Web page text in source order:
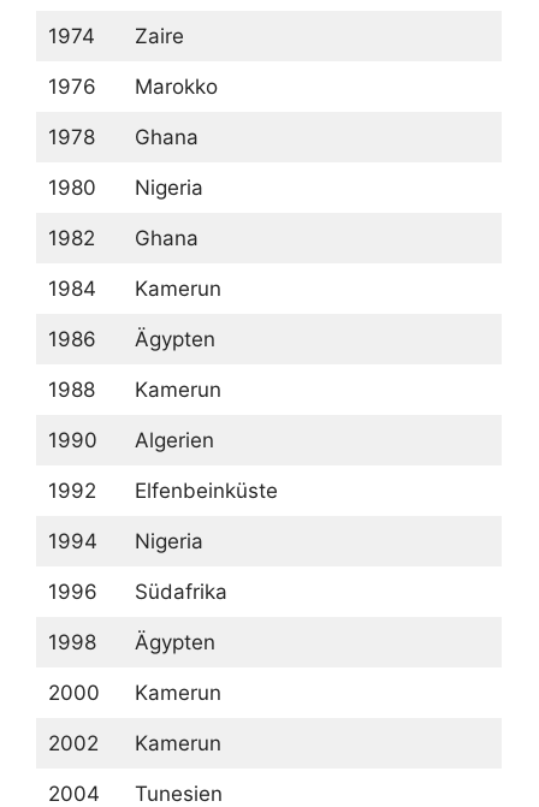
1974 Zaire
1976 Marokko
1978 Ghana
1980 Nigeria
1982 Ghana
1984 Kamerun
1986 Ägypten
1988 Kamerun
1990 Algerien
1992 Elfenbeinküste
1994 Nigeria
1996 Südafrika
1998 Ägypten
2000 Kamerun
2002 Kamerun
2004 Tunesien